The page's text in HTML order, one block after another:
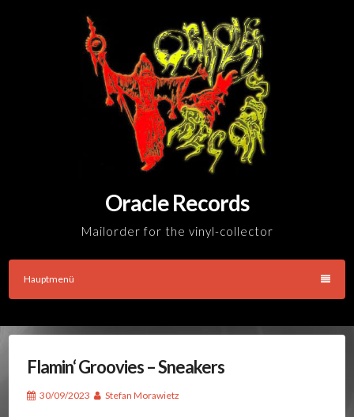
Oracle Records
Mailorder for the vinyl-collector
Hauptmenü
Flamin‘ Groovies – Sneakers
30/09/2023 Stefan Morawietz